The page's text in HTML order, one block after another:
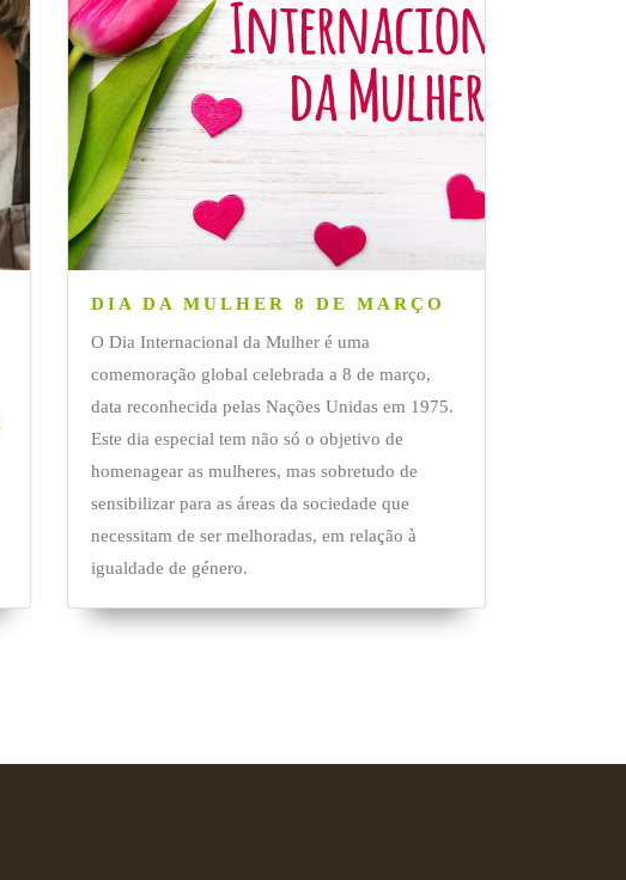
DIA DA MULHER 8 DE MARÇO
O Dia Internacional da Mulher é uma
comemoração global celebrada a 8 de março,
data reconhecida pelas Nações Unidas em 1975.
Este dia especial tem não só o objetivo de
homenagear as mulheres, mas sobretudo de
sensibilizar para as áreas da sociedade que
necessitam de ser melhoradas, em relação à
igualdade de género.